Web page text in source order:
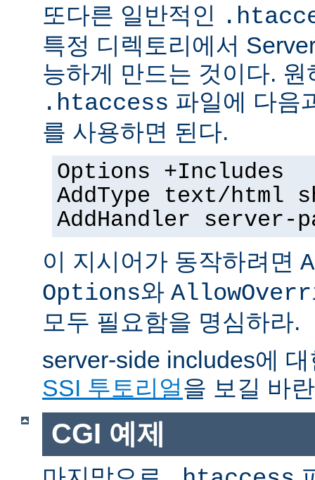
또다른 일반적인
특정 디렉토리에서
능하게 만드는 것이다.
.htaccess 파일에 다음
를 사용하면 된다.
Options +Includes
AddType text/html
AddHandler server-
이 지시어가 동작하려면
Options와
모두 필요함을 명심하라.
server-side includes에
SSI 투토리얼을 보길 바
CGI 예제